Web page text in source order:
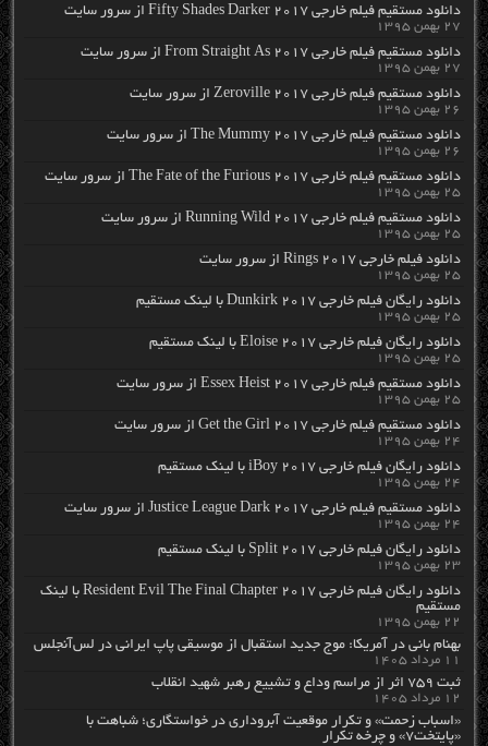
دانلود مستقیم فیلم خارجی Fifty Shades Darker 2017 از سرور سایت
۲۷ بهمن ۱۳۹۵
دانلود مستقیم فیلم خارجی From Straight As 2017 از سرور سایت
۲۷ بهمن ۱۳۹۵
دانلود مستقیم فیلم خارجی Zeroville 2017 از سرور سایت
۲۶ بهمن ۱۳۹۵
دانلود مستقیم فیلم خارجی The Mummy 2017 از سرور سایت
۲۶ بهمن ۱۳۹۵
دانلود مستقیم فیلم خارجی The Fate of the Furious 2017 از سرور سایت
۲۵ بهمن ۱۳۹۵
دانلود مستقیم فیلم خارجی Running Wild 2017 از سرور سایت
۲۵ بهمن ۱۳۹۵
دانلود فیلم خارجی Rings 2017 از سرور سایت
۲۵ بهمن ۱۳۹۵
دانلود رایگان فیلم خارجی Dunkirk 2017 با لینک مستقیم
۲۵ بهمن ۱۳۹۵
دانلود رایگان فیلم خارجی Eloise 2017 با لینک مستقیم
۲۵ بهمن ۱۳۹۵
دانلود مستقیم فیلم خارجی Essex Heist 2017 از سرور سایت
۲۵ بهمن ۱۳۹۵
دانلود مستقیم فیلم خارجی Get the Girl 2017 از سرور سایت
۲۴ بهمن ۱۳۹۵
دانلود رایگان فیلم خارجی iBoy 2017 با لینک مستقیم
۲۴ بهمن ۱۳۹۵
دانلود مستقیم فیلم خارجی Justice League Dark 2017 از سرور سایت
۲۴ بهمن ۱۳۹۵
دانلود رایگان فیلم خارجی Split 2017 با لینک مستقیم
۲۳ بهمن ۱۳۹۵
دانلود رایگان فیلم خارجی Resident Evil The Final Chapter 2017 با لینک
مستقیم
۲۲ بهمن ۱۳۹۵
بهنام بانی در آمریکا: موج جدید استقبال از موسیقی پاپ ایرانی در لس‌آنجلس
۱۱ مرداد ۱۴۰۵
ثبت ۷۵۹ اثر از مراسم وداع و تشییع رهبر شهید انقلاب
۱۲ مرداد ۱۴۰۵
«اسباب زحمت» و تکرار موقعیت آبروداری در خواستگاری؛ شباهت با
«پایتخت۷» و چرخه تکرار